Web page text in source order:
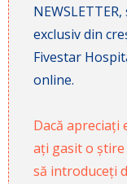
exclusiv din
Fivestar
online.
Dacă
ați gasit o știre
să introduceți